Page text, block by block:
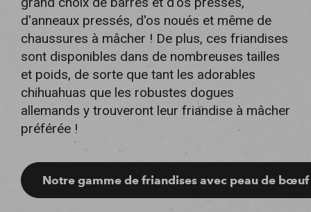
d'anneaux pressés, d'os noués et même de
chaussures à mâcher ! De plus, ces friandises
sont disponibles dans de nombreuses tailles
et poids, de sorte que tant les adorables
chihuahuas que les robustes dogues
allemands y trouveront leur friandise à mâcher
préférée !
Notre gamme de friandises avec peau de bœuf